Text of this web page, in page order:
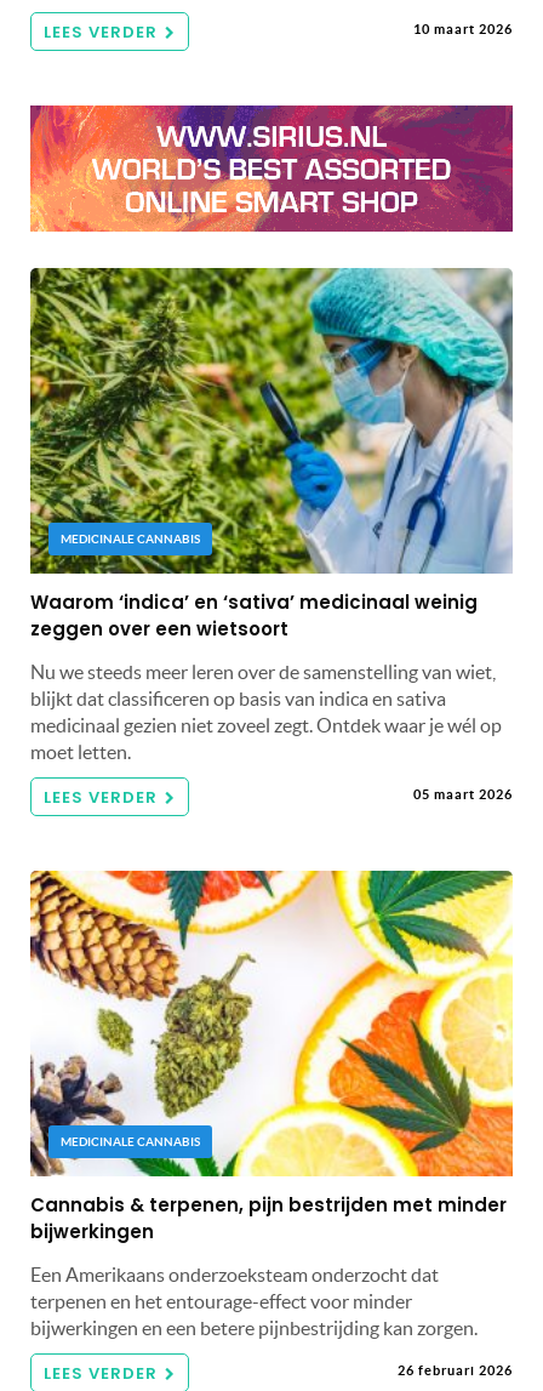
LEES VERDER 10 maart 2026
MEDICINALE CANNABIS
Waarom ‘indica’ en ‘sativa’ medicinaal weinig
zeggen over een wietsoort
Nu we steeds meer leren over de samenstelling van wiet,
blijkt dat classificeren op basis van indica en sativa
medicinaal gezien niet zoveel zegt. Ontdek waar je wél op
moet letten.
LEES VERDER 05 maart 2026
MEDICINALE CANNABIS
Cannabis & terpenen, pijn bestrijden met minder
bijwerkingen
Een Amerikaans onderzoeksteam onderzocht dat
terpenen en het entourage-effect voor minder
bijwerkingen en een betere pijnbestrijding kan zorgen.
LEES VERDER 26 februari 2026